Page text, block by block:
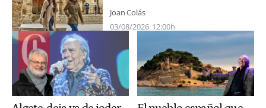
Joan Colás
03/08/2026 12:00h